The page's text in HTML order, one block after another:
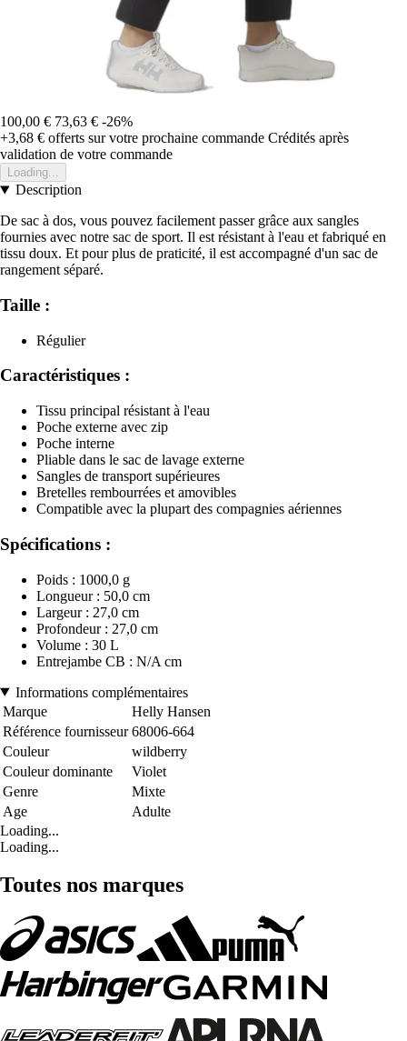
100,00 € 73,63 € -26%
+3,68 € offerts sur votre prochaine commande Crédités après
validation de votre commande
Loading...
Description
De sac à dos, vous pouvez facilement passer grâce aux sangles
fournies avec notre sac de sport. Il est résistant à l'eau et fabriqué en
tissu doux. Et pour plus de praticité, il est accompagné d'un sac de
rangement séparé.
Taille :
Régulier
Caractéristiques :
Tissu principal résistant à l'eau
Poche externe avec zip
Poche interne
Pliable dans le sac de lavage externe
Sangles de transport supérieures
Bretelles rembourrées et amovibles
Compatible avec la plupart des compagnies aériennes
Spécifications :
Poids : 1000,0 g
Longueur : 50,0 cm
Largeur : 27,0 cm
Profondeur : 27,0 cm
Volume : 30 L
Entrejambe CB : N/A cm
Informations complémentaires
Marque
Helly Hansen
Référence fournisseur 68006-664
Couleur
wildberry
Couleur dominante
Violet
Genre
Mixte
Age
Adulte
Loading...
Loading...
Toutes nos marques